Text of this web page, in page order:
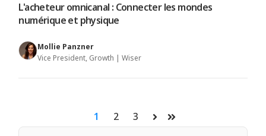
L'acheteur omnicanal : Connecter les mondes
numérique et physique
Mollie Panzner
Vice President, Growth | Wiser
1 2 3
SuivantDernier